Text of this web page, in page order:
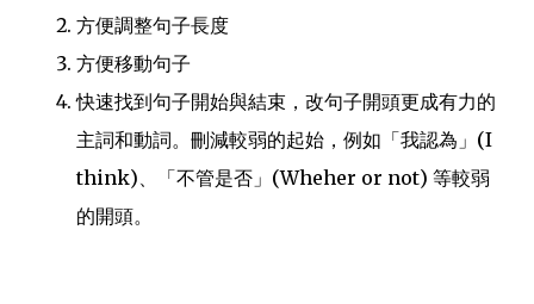
方便調整句子長度
方便移動句子
快速找到句子開始與結束，改句子開頭更成有力的
主詞和動詞。刪減較弱的起始，例如「我認為」(I
think)、「不管是否」(Wheher or not) 等較弱
的開頭。